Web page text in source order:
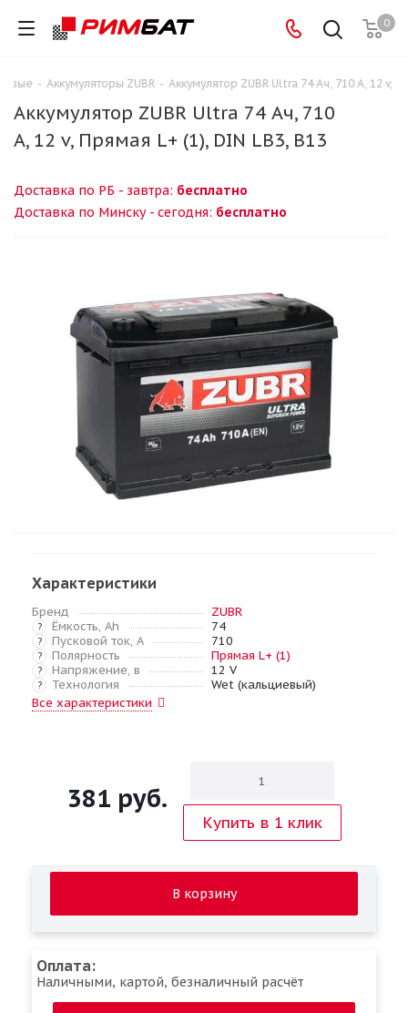
0
- Аккумуляторы ZUBR - Аккумулятор ZUBR Ultra 74 Ач, 710 А, 12 v,
Аккумулятор ZUBR Ultra 74 Ач, 710
А, 12 v, Прямая L+ (1), DIN LB3, B13
Доставка по РБ - завтра: бесплатно
Доставка по Минску - сегодня: бесплатно
381 руб.
Купить в 1 клик
Характеристики
Бренд ZUBR
? Ёмкость, Ah 74
? Пусковой ток, А 710
? Полярность Прямая L+ (1)
? Напряжение, в 12 V
? Технология
Wet (кальциевый)
Все характеристики
В корзину
Оплата:
Наличными, картой, безналичный расчёт